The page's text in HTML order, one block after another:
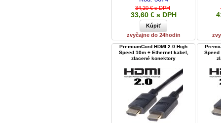
34,20 € s DPH
33,60 € s DPH
zvyčajne do 24hodin
PremiumCord HDMI 2.0 High
Speed 10m + Ethernet kabel,
zlacené konektory
Speed